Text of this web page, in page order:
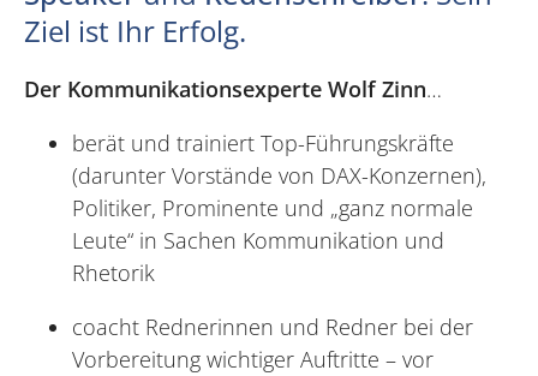
Ziel ist Ihr Erfolg.
Der Kommunikationsexperte Wolf Zinn…
berät und trainiert Top-Führungskräfte
(darunter Vorstände von DAX-Konzernen),
Politiker, Prominente und „ganz normale
Leute“ in Sachen Kommunikation und
Rhetorik
coacht Rednerinnen und Redner bei der
Vorbereitung wichtiger Auftritte – vor